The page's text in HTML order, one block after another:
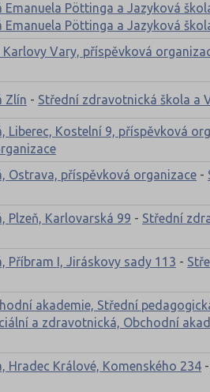
Pöttinga a Jazyková
Pöttinga a Jazyková
Vary, příspěvková
Zlín - Střední zdravotnická škola a
Kostelní 9, příspěvková
Ostrava, příspěvková organizace -
Plzeň, Karlovarská 99 - Střední
Příbram I, Jiráskovy sady 113 -
akademie, Střední
a zdravotnická, Obchodní
Králové, Komenského 234 -